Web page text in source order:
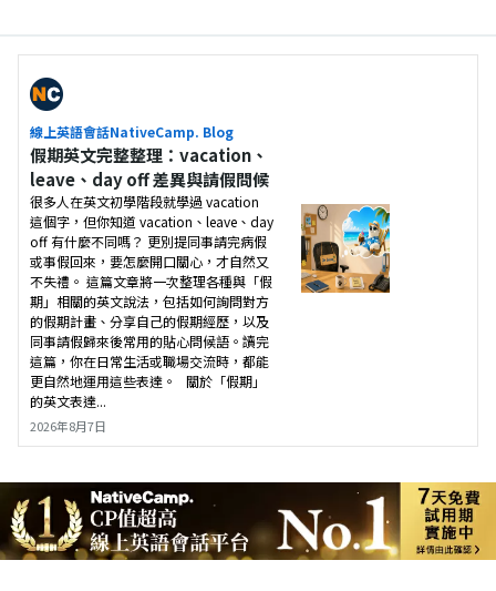
線上英語會話NativeCamp. Blog
假期英文完整整理：vacation、
leave、day off 差異與請假問候
很多人在英文初學階段就學過 vacation
這個字，但你知道 vacation、leave、day
off 有什麼不同嗎？ 更別提同事請完病假
或事假回來，要怎麼開口關心，才自然又
不失禮。 這篇文章將一次整理各種與「假
期」相關的英文說法，包括如何詢問對方
的假期計畫、分享自己的假期經歷，以及
同事請假歸來後常用的貼心問候語。讀完
這篇，你在日常生活或職場交流時，都能
更自然地運用這些表達。 關於「假期」
的英文表達...
2026年8月7日